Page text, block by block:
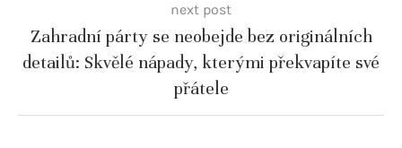
next post
Zahradní párty se neobejde bez originálních
detailů: Skvělé nápady, kterými překvapíte své
přátele